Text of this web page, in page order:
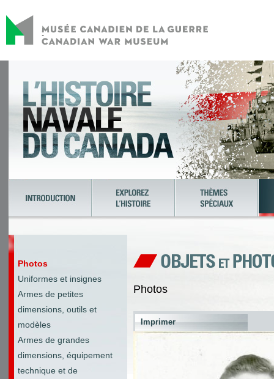
Photos
Uniformes et insignes
Armes de petites
dimensions, outils et
modèles
Armes de grandes
dimensions, équipement
technique et de
Photos
Imprimer